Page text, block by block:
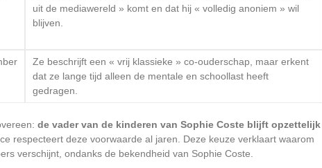
uit de mediawereld » komt en dat hij « volledig anoniem » wil
blijven.
Ze beschrijft een « vrij klassieke » co-ouderschap, maar erkent
dat ze lange tijd alleen de mentale en schoollast heeft
gedragen.
de vader van de kinderen van Sophie Coste blijft opzettelijk
respecteert deze voorwaarde al jaren. Deze keuze verklaart waarom
verschijnt, ondanks de bekendheid van Sophie Coste.